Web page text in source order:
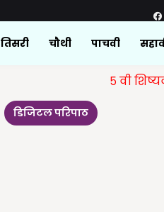
तिसरी चौथी पाचवी
५ वी शिष्यवृत्ती
डिजिटल परिपाठ